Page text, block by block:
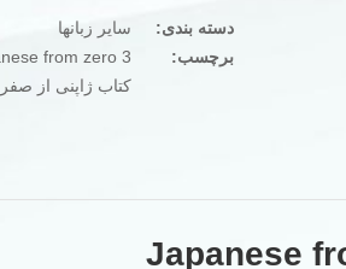
دسته بندی:
سایر زبانها
برچسب:
from zero 3
کتاب ژاپنی از صفر